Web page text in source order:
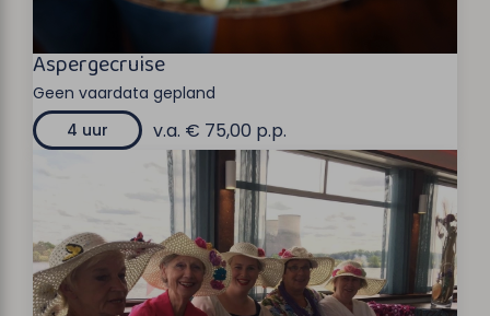
Aspergecruise
Geen vaardata gepland
4 uur
v.a. € 75,00 p.p.